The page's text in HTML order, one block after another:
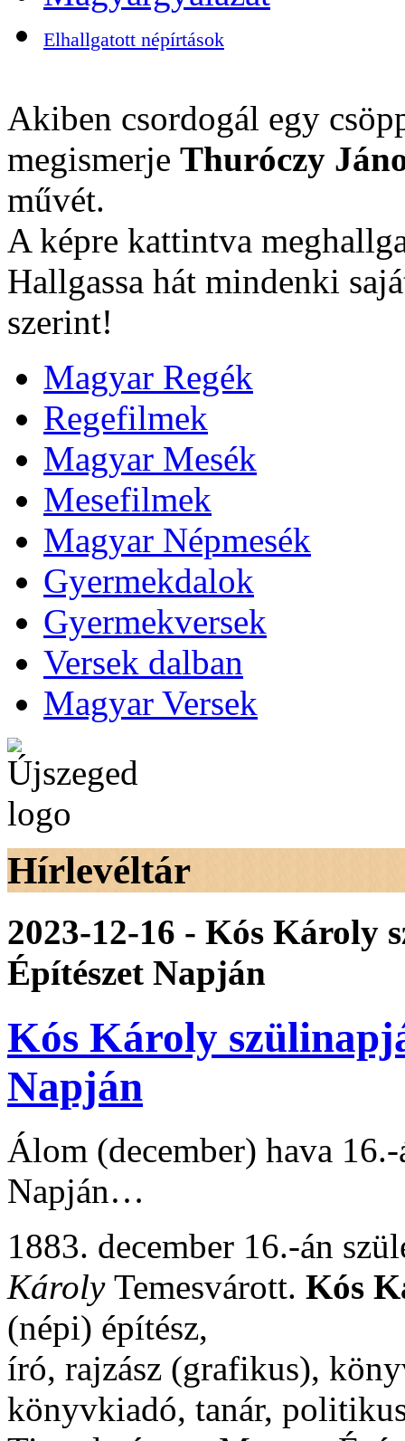
Elhallgatott népírtások
Akiben csordogál egy
megismerje Thuróczy
művét.
A képre kattintva
Hallgassa hát mindenki
szerint!
Magyar Regék
Regefilmek
Magyar Mesék
Mesefilmek
Magyar Népmesék
Gyermekdalok
Gyermekversek
Versek dalban
Magyar Versek
Hírlevéltár
2023-12-16 - Kós Károly
Építészet Napján
Kós Károly
Napján
Álom (december) hava
Napján…
1883. december 16.-án
KárolyTemesvárott. Kós
(népi) építész,
író, rajzász (grafikus),
könyvkiadó, tanár,